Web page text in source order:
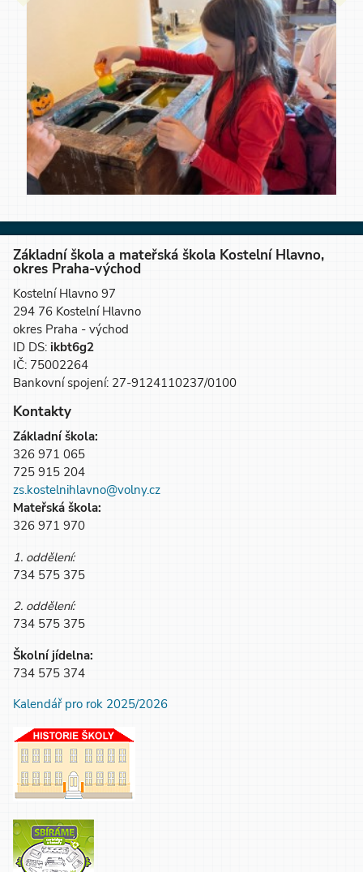
Základní škola a mateřská škola Kostelní Hlavno,
okres Praha-východ
Kostelní Hlavno 97
294 76 Kostelní Hlavno
okres Praha - východ
ID DS:ikbt6g2
IČ: 75002264
Bankovní spojení: 27-9124110237/0100
Kontakty
Základní škola:
326 971 065
725 915 204
zs.kostelnihlavno@volny.cz
Mateřská škola:
326 971 970
1. oddělení:
734 575 375
2. oddělení:
734 575 375
Školní jídelna:
734 575 374
Kalendář pro rok 2025/2026